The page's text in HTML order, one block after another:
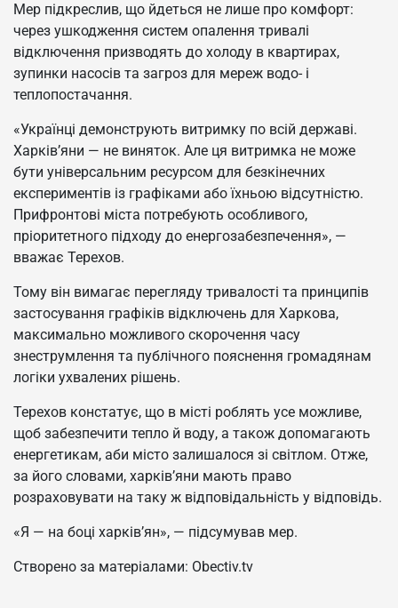
Мер підкреслив, що йдеться не лише про комфорт:
через ушкодження систем опалення тривалі
відключення призводять до холоду в квартирах,
зупинки насосів та загроз для мереж водо- і
теплопостачання.
«Українці демонструють витримку по всій державі.
Харків’яни — не виняток. Але ця витримка не може
бути універсальним ресурсом для безкінечних
експериментів із графіками або їхньою відсутністю.
Прифронтові міста потребують особливого,
пріоритетного підходу до енергозабезпечення», —
вважає Терехов.
Тому він вимагає перегляду тривалості та принципів
застосування графіків відключень для Харкова,
максимально можливого скорочення часу
знеструмлення та публічного пояснення громадянам
логіки ухвалених рішень.
Терехов констатує, що в місті роблять усе можливе,
щоб забезпечити тепло й воду, а також допомагають
енергетикам, аби місто залишалося зі світлом. Отже,
за його словами, харків’яни мають право
розраховувати на таку ж відповідальність у відповідь.
«Я — на боці харків’ян», — підсумував мер.
Створено за матеріалами: Obectiv.tv